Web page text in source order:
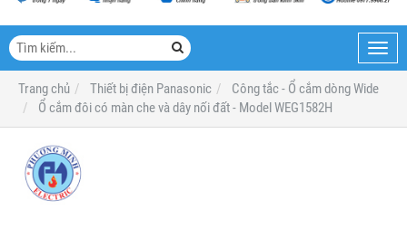
Trang chủ
Thiết bị điện Panasonic
Công tắc - Ổ cắm dòng Wide
Ổ cắm đôi có màn che và dây nối đất - Model WEG1582H